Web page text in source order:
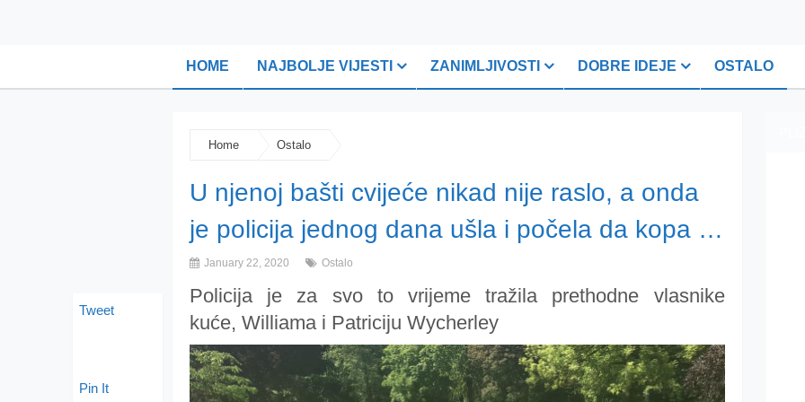
HOME NAJBOLJE VIJESTI ZANIMLJIVOSTI DOBRE IDEJE OSTALO
Home Ostalo
U njenoj bašti cvijeće nikad nije raslo, a onda
je policija jednog dana ušla i počela da kopa …
January 22, 2020 Ostalo
Policija je za svo to vrijeme tražila prethodne vlasnike
kuće, Williama i Patriciju Wycherley
Tweet
Pin It